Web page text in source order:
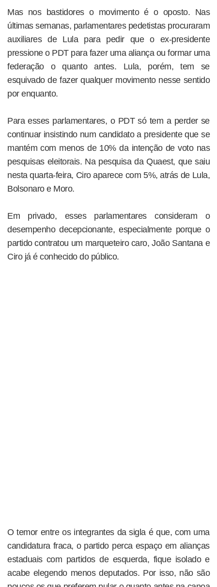
Mas nos bastidores o movimento é o oposto. Nas
últimas semanas, parlamentares pedetistas procuraram
auxiliares de Lula para pedir que o ex-presidente
pressione o PDT para fazer uma aliança ou formar uma
federação o quanto antes. Lula, porém, tem se
esquivado de fazer qualquer movimento nesse sentido
por enquanto.
Para esses parlamentares, o PDT só tem a perder se
continuar insistindo num candidato a presidente que se
mantém com menos de 10% da intenção de voto nas
pesquisas eleitorais. Na pesquisa da Quaest, que saiu
nesta quarta-feira, Ciro aparece com 5%, atrás de Lula,
Bolsonaro e Moro.
Em privado, esses parlamentares consideram o
desempenho decepcionante, especialmente porque o
partido contratou um marqueteiro caro, João Santana e
Ciro já é conhecido do público.
O temor entre os integrantes da sigla é que, com uma
candidatura fraca, o partido perca espaço em alianças
estaduais com partidos de esquerda, fique isolado e
acabe elegendo menos deputados. Por isso, não são